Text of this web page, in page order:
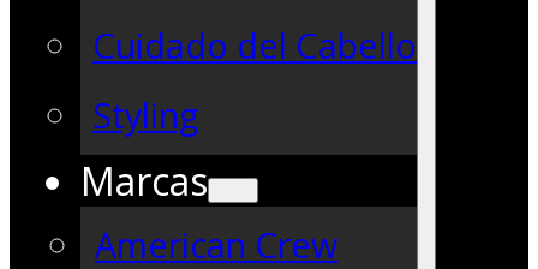
Cuidado del Cabello
Styling
Marcas
American Crew